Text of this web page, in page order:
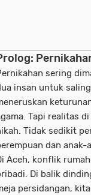
sering
insan untuk
Tapi realitas
Tidak sedikit
dan anak-
Aceh, konflik
Di balik
persidangan,